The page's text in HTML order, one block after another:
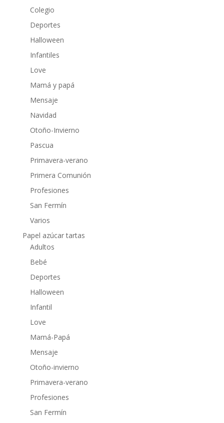
Colegio
Deportes
Halloween
Infantiles
Love
Mamá y papá
Mensaje
Navidad
Otoño-Invierno
Pascua
Primavera-verano
Primera Comunión
Profesiones
San Fermín
Varios
Papel azúcar tartas
Adultos
Bebé
Deportes
Halloween
Infantil
Love
Mamá-Papá
Mensaje
Otoño-invierno
Primavera-verano
Profesiones
San Fermín